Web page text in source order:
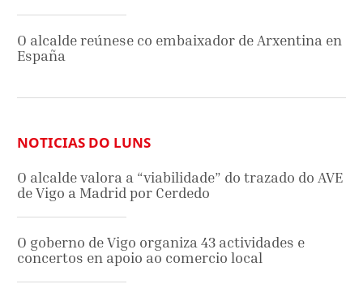
O alcalde reúnese co embaixador de Arxentina en
España
NOTICIAS DO LUNS
O alcalde valora a “viabilidade” do trazado do AVE
de Vigo a Madrid por Cerdedo
O goberno de Vigo organiza 43 actividades e
concertos en apoio ao comercio local